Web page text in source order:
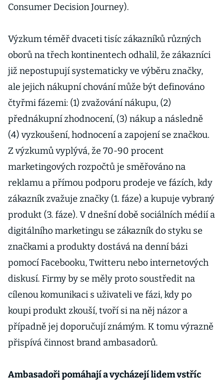
Consumer Decision Journey).
Výzkum téměř dvaceti tisíc zákazníků různých
oborů na třech kontinentech odhalil, že zákazníci
již nepostupují systematicky ve výběru značky,
ale jejich nákupní chování může být definováno
čtyřmi fázemi: (1) zvažování nákupu, (2)
přednákupní zhodnocení, (3) nákup a následně
(4) vyzkoušení, hodnocení a zapojení se značkou.
Z výzkumů vyplývá, že 70-90 procent
marketingových rozpočtů je směřováno na
reklamu a přímou podporu prodeje ve fázích, kdy
zákazník zvažuje značky (1. fáze) a kupuje vybraný
produkt (3. fáze). V dnešní době sociálních médií a
digitálního marketingu se zákazník do styku se
značkami a produkty dostává na denní bázi
pomocí Facebooku, Twitteru nebo internetových
diskusí. Firmy by se měly proto soustředit na
cílenou komunikaci s uživateli ve fázi, kdy po
koupi produkt zkouší, tvoří si na něj názor a
případně jej doporučují známým. K tomu výrazně
přispívá činnost brand ambasadorů.
Ambasadoři pomáhají a vycházejí lidem vstříc